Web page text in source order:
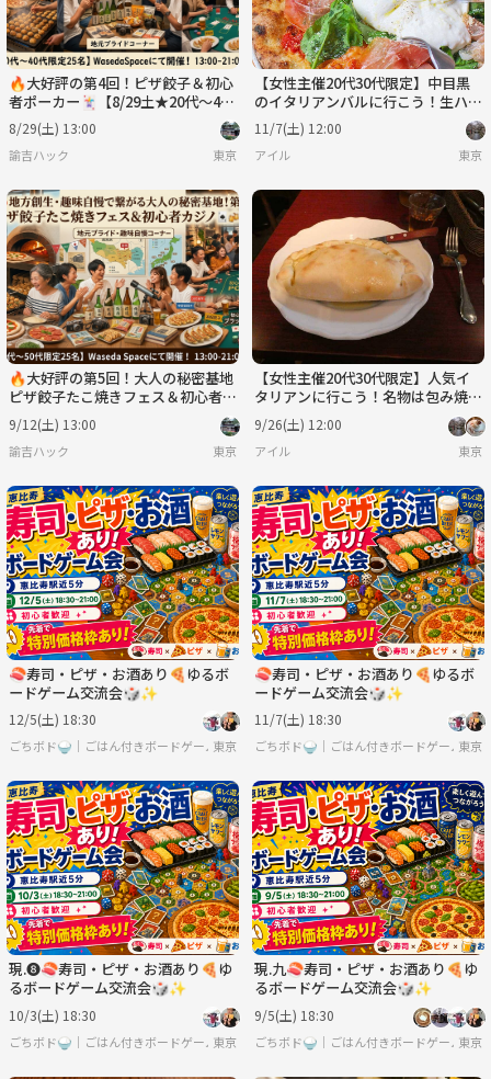
🔥大好評の第4回！ピザ餃子＆初心
者ポーカー🃏【8/29土★20代〜40
代限定25名】🍻✨
8/29(土) 13:00
諭吉ハック 東京
【女性主催20代30代限定】中目黒
のイタリアンバルに行こう！生ハム
ビスマルクがおすすめです🎈🌹🎀
11/7(土) 12:00
アイル 東京
🔥大好評の第5回！大人の秘密基地
ピザ餃子たこ焼きフェス＆初心者カ
ジノ🃏地方創生！地元・趣味自慢
で繋がる社交場
9/12(土) 13:00
諭吉ハック 東京
【女性主催20代30代限定】人気イ
タリアンに行こう！名物は包み焼き
ピッツァとプリンです〜🍞🥞🥐
9/26(土) 12:00
アイル 東京
🍣寿司・ピザ・お酒あり🍕ゆるボ
ードゲーム交流会🎲✨
12/5(土) 18:30
ごちボド🍚｜ごはん付きボードゲーム会🎲
東京
🍣寿司・ピザ・お酒あり🍕ゆるボ
ードゲーム交流会🎲✨
11/7(土) 18:30
ごちボド🍚｜ごはん付きボードゲーム会🎲
東京
現.❽🍣寿司・ピザ・お酒あり🍕ゆ
るボードゲーム交流会🎲✨
10/3(土) 18:30
ごちボド🍚｜ごはん付きボードゲーム会🎲
東京
現.九🍣寿司・ピザ・お酒あり🍕ゆ
るボードゲーム交流会🎲✨
9/5(土) 18:30
ごちボド🍚｜ごはん付きボードゲーム会🎲
東京